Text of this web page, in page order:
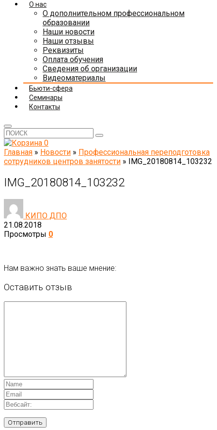
О нас
О дополнительном профессиональном
образовании
Наши новости
Наши отзывы
Реквизиты
Оплата обучения
Сведения об организации
Видеоматериалы
Бьюти-сфера
Семинары
Контакты
0
Главная » Новости » Профессиональная переподготовка
сотрудников центров занятости » IMG_20180814_103232
IMG_20180814_103232
КИПО ДПО
21.08.2018
Просмотры 0
Нам важно знать ваше мнение:
Оставить отзыв